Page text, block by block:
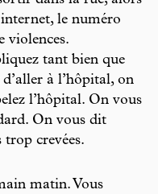
le numéro
violences.
tant bien que
à l’hôpital, on
l’hôpital. On vous
On vous dit
trop crevées.
matin. Vous